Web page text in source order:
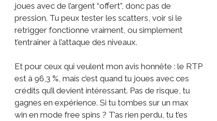
joues avec de l’argent “offert”, donc pas de
pression. Tu peux tester les scatters, voir si le
retrigger fonctionne vraiment, ou simplement
t’entraîner à l’attaque des niveaux.
Et pour ceux qui veulent mon avis honnête : le RTP
est à 96,3 %, mais c’est quand tu joues avec ces
crédits qu’il devient intéressant. Pas de risque, tu
gagnes en expérience. Si tu tombes sur un max
win en mode free spins ? T’as rien perdu, tu t’es